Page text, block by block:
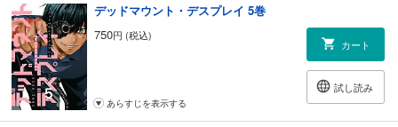
デッドマウント・デスプレイ 5巻
750円 (税込)
カート
試し読み
あらすじを表示する